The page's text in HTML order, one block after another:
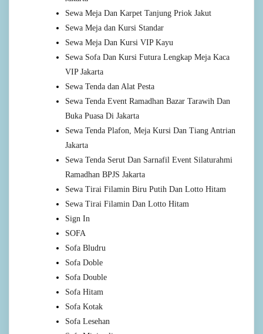
Sewa Meja Dan Karpet Tanjung Priok Jakut
Sewa Meja dan Kursi Standar
Sewa Meja Dan Kursi VIP Kayu
Sewa Sofa Dan Kursi Futura Lengkap Meja Kaca
VIP Jakarta
Sewa Tenda dan Alat Pesta
Sewa Tenda Event Ramadhan Bazar Tarawih Dan
Buka Puasa Di Jakarta
Sewa Tenda Plafon, Meja Kursi Dan Tiang Antrian
Jakarta
Sewa Tenda Serut Dan Sarnafil Event Silaturahmi
Ramadhan BPJS Jakarta
Sewa Tirai Filamin Biru Putih Dan Lotto Hitam
Sewa Tirai Filamin Dan Lotto Hitam
Sign In
SOFA
Sofa Bludru
Sofa Doble
Sofa Double
Sofa Hitam
Sofa Kotak
Sofa Lesehan